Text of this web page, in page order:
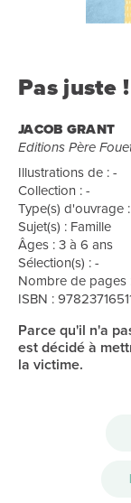
Pas juste !
JACOB GRANT
Editions Père
Illustrations de : -
Collection : -
Type(s) d'ouvrage
Sujet(s) : Famille
Âges : 3 à 6 ans
Sélection(s) : -
Nombre de pages
ISBN :
Parce qu'il n'a
est décidé à
la victime.